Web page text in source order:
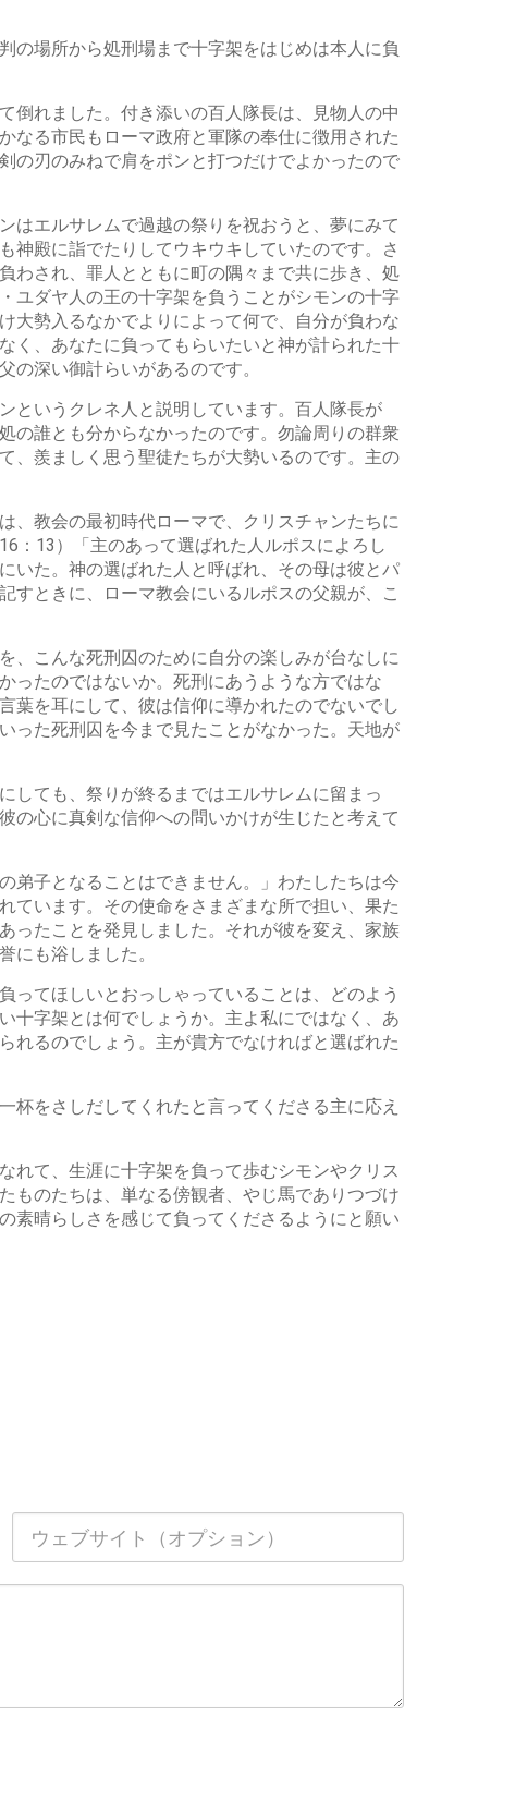
の場所から処刑場まで十字架をはじめは本人に負
倒れました。付き添いの百人隊長は、見物人の中
なる市民もローマ政府と軍隊の奉仕に徴用された
の刃のみねで肩をポンと打つだけでよかったので
はエルサレムで過越の祭りを祝おうと、夢にみて
神殿に詣でたりしてウキウキしていたのです。さ
わされ、罪人とともに町の隅々まで共に歩き、処
ユダヤ人の王の十字架を負うことがシモンの十字
大勢入るなかでよりによって何で、自分が負わな
く、あなたに負ってもらいたいと神が計られた十
深い御計らいがあるのです。
というクレネ人と説明しています。百人隊長が
の誰とも分からなかったのです。勿論周りの群衆
、羨ましく思う聖徒たちが大勢いるのです。主の
、教会の最初時代ローマで、クリスチャンたちに
：13）「主のあって選ばれた人ルポスによろし
いた。神の選ばれた人と呼ばれ、その母は彼とパ
すときに、ローマ教会にいるルポスの父親が、こ
、こんな死刑囚のために自分の楽しみが台なしに
ったのではないか。死刑にあうような方ではな
葉を耳にして、彼は信仰に導かれたのでないでし
った死刑囚を今まで見たことがなかった。天地が
しても、祭りが終るまではエルサレムに留まっ
の心に真剣な信仰への問いかけが生じたと考えて
弟子となることはできません。」わたしたちは今
ています。その使命をさまざまな所で担い、果た
ったことを発見しました。それが彼を変え、家族
にも浴しました。
ってほしいとおっしゃっていることは、どのよう
十字架とは何でしょうか。主よ私にではなく、あ
れるのでしょう。主が貴方でなければと選ばれた
杯をさしだしてくれたと言ってくださる主に応え
て、生涯に十字架を負って歩むシモンやクリス
ものたちは、単なる傍観者、やじ馬でありつづけ
素晴らしさを感じて負ってくださるようにと願い